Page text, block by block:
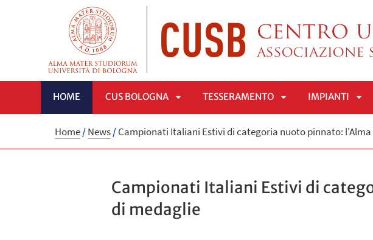
HOME CUS BOLOGNA
APRI
TESSERAMENTO
APRI
IMPIANTI
Home/News/Campionati Italiani Estivi di categoria nuoto pinnato:
Campionati Italiani Estivi di
di medaglie